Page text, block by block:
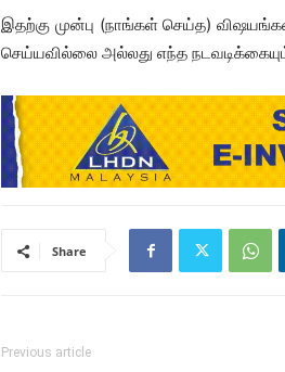
இதற்கு முன்பு (நாங்கள் செய்த)
செய்யவில்லை அல்லது எந்த
Share
Previous article